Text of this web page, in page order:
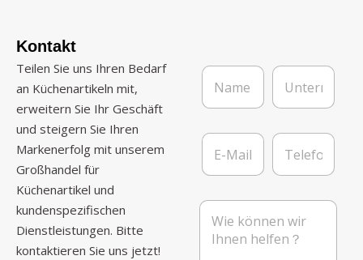
Kontakt
Teilen Sie uns Ihren Bedarf
an Küchenartikeln mit,
erweitern Sie Ihr Geschäft
und steigern Sie Ihren
Markenerfolg mit unserem
Großhandel für
Küchenartikel und
kundenspezifischen
Dienstleistungen. Bitte
kontaktieren Sie uns jetzt!
N
m
*
U
t
r
e
h
m
n
E
M
i
T
l
f
o
n
N